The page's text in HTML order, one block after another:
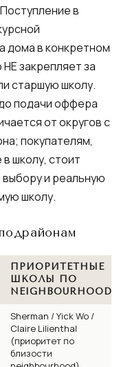
в
дома в конкретном
закрепляет за
старшую школу.
подачи оффера
от округов с
покупателям,
школу, стоит
и реальную
школу.
ПРИОРИТЕТНЫЕ
ШКОЛЫ ПО
NEIGHBOURHOOD
Sherman / Yick Wo /
Claire Lilienthal
(приоритет по
близости